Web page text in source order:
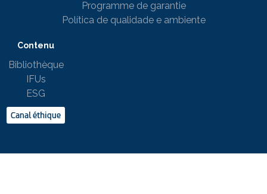
Programme de garantie
Política de qualidade e ambiente
Contenu
Bibliothèque
IFUs
ESG
Canal éthique